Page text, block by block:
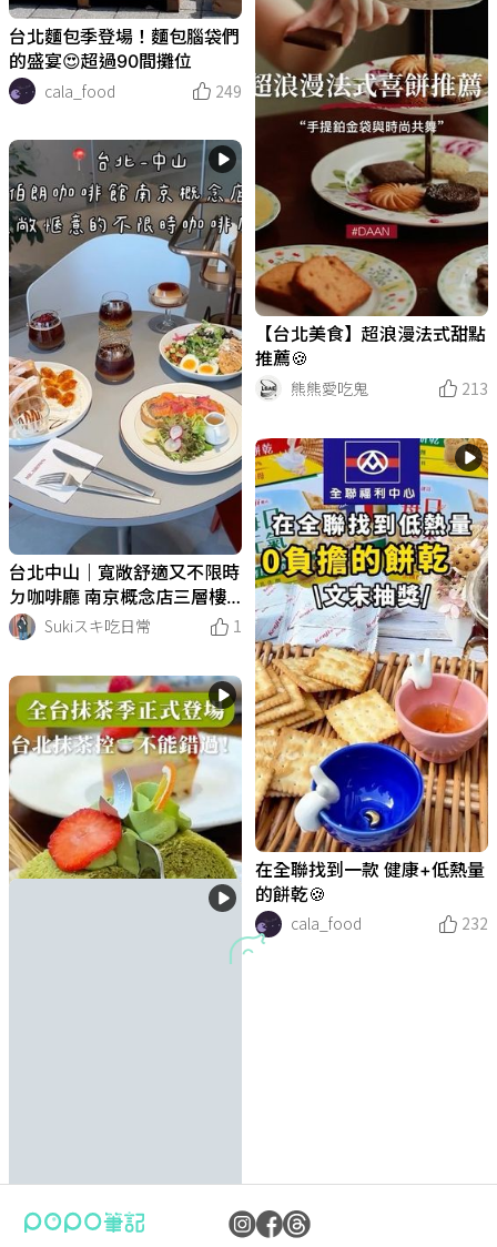
台北麵包季登場！麵包腦袋們
的盛宴😍超過90間攤位
cala_food
249
【台北美食】超浪漫法式甜點
推薦🍪
熊熊愛吃鬼
213
台北中山｜寬敞舒適又不限時
ㄉ咖啡廳 南京概念店三層樓
座位超多！
Sukiスキ吃日常 1
在全聯找到一款 健康+低熱量
的餅乾🍪
cala_food
232
糖仔呷脂肪
162
糖仔呷脂肪
187
糖仔呷脂肪 156
糖仔呷脂肪
179
糖仔呷脂肪
169
糖仔呷脂肪
185
限量必須衝｜韓國來的草莓蛋
糕🍓晶華酒店
【 台北美食↠ coco.Brownie
s 可可布朗 】
台北。西門。甜品。冰。芋圓
芳。Fang
278
【 台北美食↠ 閣樓 LOFT Bru
nch & Bistro 】
濃到不行的巧克力蛋糕🔥
家ㄦ
286
台北平價豆花冰品店 一天營
業15小時 開到凌晨😲
糖仔呷脂肪
279
糖仔呷脂肪
286
台北人氣蛋塔專賣店 超多口
味👍👍
老宅改建而成的霜淇淋專賣店
👍還有甜點、咖啡飲品 復古
小白吃
302
中正區咖啡廳｜富富 ふふ 走
進日系裡✨
環境餐點都很優質的咖啡廳🔥
家ㄦ
287
抹茶控請進 濃到不行🔥
家ㄦ
285
新竹人氣手作甜點來台北京站
快閃啦✨
台北巷弄深夜咖啡廳👍造型拉
花😍😍
跑咖時間｜台北｜Cafe Jia S
ong 咖央